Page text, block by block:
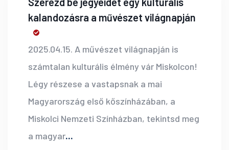
kalandozásra a művészet világnapján
2025.04.15. A művészet világnapján is
számtalan kulturális élmény vár Miskolcon!
Légy részese a vastapsnak a mai
Magyarország első kőszínházában, a
Miskolci Nemzeti Színházban, tekintsd meg
a magyar...